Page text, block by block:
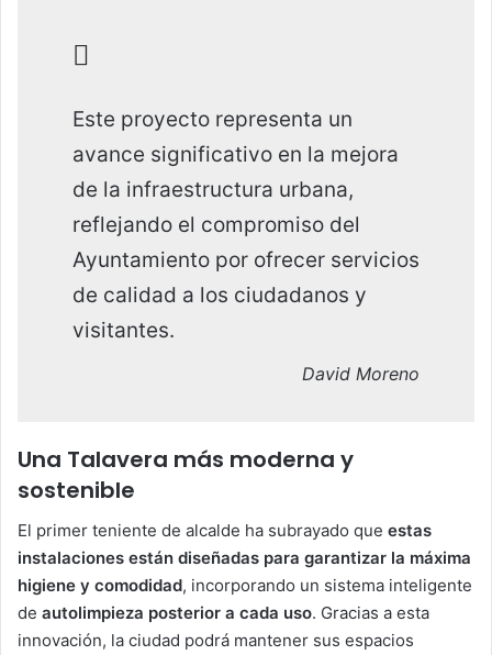
Este proyecto representa un
avance significativo en la mejora
de la infraestructura urbana,
reflejando el compromiso del
Ayuntamiento por ofrecer servicios
de calidad a los ciudadanos y
visitantes.
David Moreno
Una Talavera más moderna y
sostenible
El primer teniente de alcalde ha subrayado que estas
instalaciones están diseñadas para garantizar la máxima
higiene y comodidad, incorporando un sistema inteligente
de autolimpieza posterior a cada uso. Gracias a esta
innovación, la ciudad podrá mantener sus espacios